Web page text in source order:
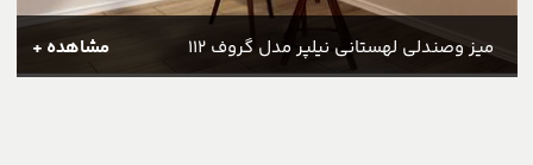
مشاهده + میز وصندلی لهستانی نیلپر مدل گروف 112